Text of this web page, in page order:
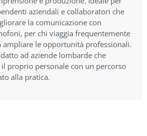
aziendali e collaboratori che
la comunicazione con
per chi viaggia frequentemente
ampliare le opportunità professionali.
ad aziende lombarde che
proprio personale con un percorso
alla pratica.